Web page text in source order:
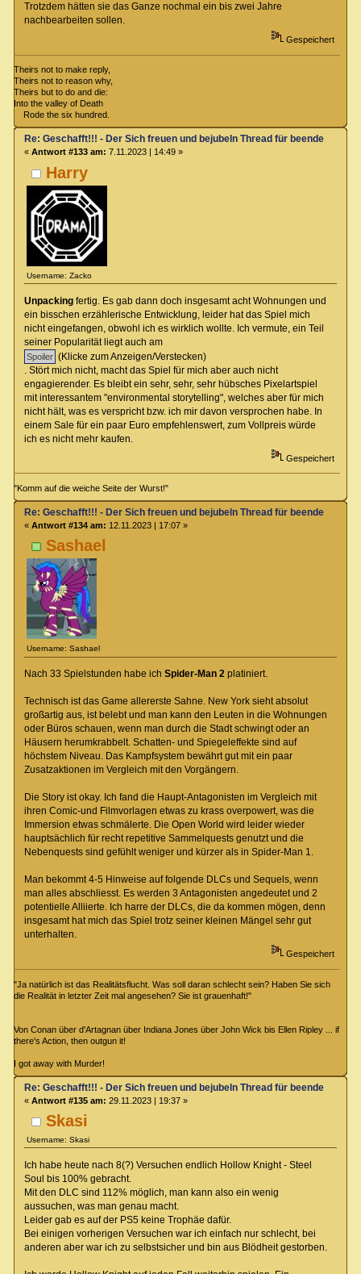
Trotzdem hätten sie das Ganze nochmal ein bis zwei Jahre
nachbearbeiten sollen.
Gespeichert
Theirs not to make reply,
Theirs not to reason why,
Theirs but to do and die:
Into the valley of Death
Rode the six hundred.
Harry
Username: Zacko
Re: Geschafft!!! - Der Sich freuen und bejubeln Thread für beendete
« Antwort #133 am: 7.11.2023 | 14:49 »
Unpackingfertig. Es gab dann doch insgesamt acht Wohnungen und
ein bisschen erzählerische Entwicklung, leider hat das Spiel mich
nicht eingefangen, obwohl ich es wirklich wollte. Ich vermute, ein Teil
seiner Popularität liegt auch am
(Klicke zum Anzeigen/Verstecken)
. Stört mich nicht, macht das Spiel für mich aber auch nicht
engagierender. Es bleibt ein sehr, sehr, sehr hübsches Pixelartspiel
mit interessantem "environmental storytelling", welches aber für mich
nicht hält, was es verspricht bzw. ich mir davon versprochen habe. In
einem Sale für ein paar Euro empfehlenswert, zum Vollpreis würde
ich es nicht mehr kaufen.
Gespeichert
"Komm auf die weiche Seite der Wurst!"
Sashael
Username: Sashael
Re: Geschafft!!! - Der Sich freuen und bejubeln Thread für beendete
« Antwort #134 am: 12.11.2023 | 17:07 »
Nach 33 Spielstunden habe ich Spider-Man 2platiniert.
Technisch ist das Game allererste Sahne. New York sieht absolut
großartig aus, ist belebt und man kann den Leuten in die Wohnungen
oder Büros schauen, wenn man durch die Stadt schwingt oder an
Häusern herumkrabbelt. Schatten- und Spiegeleffekte sind auf
höchstem Niveau. Das Kampfsystem bewährt gut mit ein paar
Zusatzaktionen im Vergleich mit den Vorgängern.
Die Story ist okay. Ich fand die Haupt-Antagonisten im Vergleich mit
ihren Comic-und Filmvorlagen etwas zu krass overpowert, was die
Immersion etwas schmälerte. Die Open World wird leider wieder
hauptsächlich für recht repetitive Sammelquests genutzt und die
Nebenquests sind gefühlt weniger und kürzer als in Spider-Man 1.
Man bekommt 4-5 Hinweise auf folgende DLCs und Sequels, wenn
man alles abschliesst. Es werden 3 Antagonisten angedeutet und 2
potentielle Alliierte. Ich harre der DLCs, die da kommen mögen, denn
insgesamt hat mich das Spiel trotz seiner kleinen Mängel sehr gut
unterhalten.
Gespeichert
"Ja natürlich ist das Realitätsflucht. Was soll daran schlecht sein? Haben Sie sich
die Realität in letzter Zeit mal angesehen? Sie ist grauenhaft!"
Von Conan über d'Artagnan über Indiana Jones über John Wick bis Ellen Ripley ... if
there's Action, then outgun it!
I got away with Murder!
Skasi
Username: Skasi
Re: Geschafft!!! - Der Sich freuen und bejubeln Thread für beendete
« Antwort #135 am: 29.11.2023 | 19:37 »
Ich habe heute nach 8(?) Versuchen endlich Hollow Knight - Steel
Soul bis 100% gebracht.
Mit den DLC sind 112% möglich, man kann also ein wenig
aussuchen, was man genau macht.
Leider gab es auf der PS5 keine Trophäe dafür.
Bei einigen vorherigen Versuchen war ich einfach nur schlecht, bei
anderen aber war ich zu selbstsicher und bin aus Blödheit gestorben.